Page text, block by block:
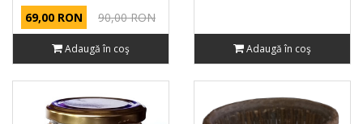
69,00 RON 90,00 RON
Adaugă în coş Adaugă în coş